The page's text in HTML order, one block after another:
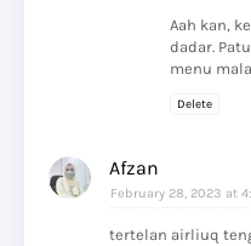
Aah kan,
dadar.
menu
Delete
Afzan
February 28, 2023 at
tertelan airliuq